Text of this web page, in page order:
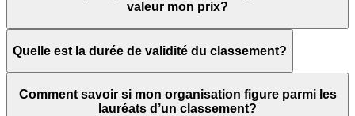
valeur mon prix?
Quelle est la durée de validité du classement?
Comment savoir si mon organisation figure parmi les
lauréats d’un classement?